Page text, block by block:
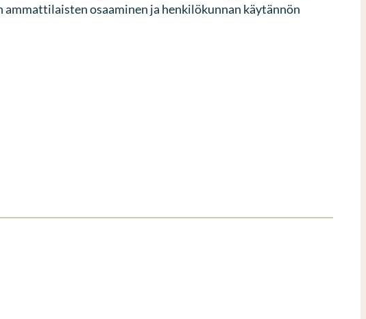
osaaminen ja henkilökunnan käytännön